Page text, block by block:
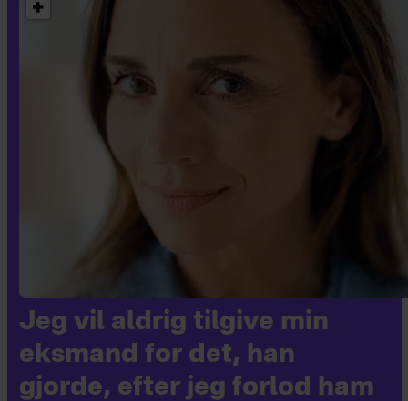
Jeg vil aldrig tilgive min
eksmand for det, han
gjorde, efter jeg forlod ham